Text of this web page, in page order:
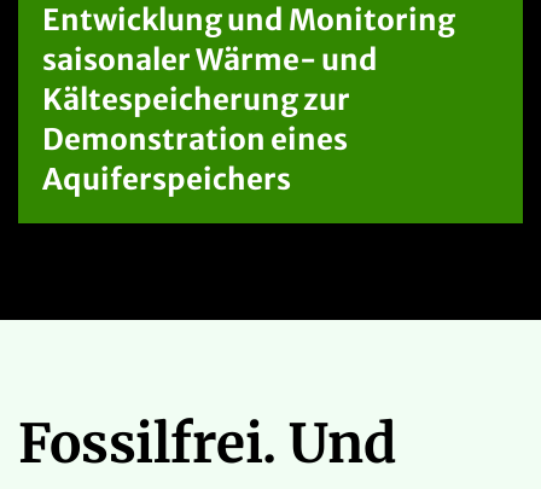
Entwicklung und Monitoring
saisonaler Wärme- und
Kältespeicherung zur
Demonstration eines
Aquiferspeichers
Fossilfrei. Und